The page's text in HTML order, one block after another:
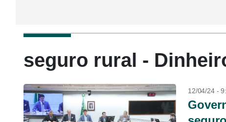
seguro rural -
12/04/24 -